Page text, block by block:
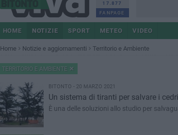
17.877
FANPAGE
HOME NOTIZIE SPORT METEO VIDEO
Home Notizie e aggiornamenti Territorio e Ambiente
TERRITORIO E AMBIENTE
BITONTO - 20 MARZO 2021
Un sistema di tiranti per salvare i
È una delle soluzioni allo studio per